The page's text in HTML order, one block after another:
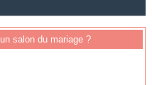
salon du mariage ?